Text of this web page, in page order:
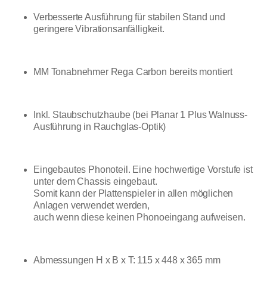
Verbesserte Ausführung für stabilen Stand und
geringere Vibrationsanfälligkeit.
MM Tonabnehmer Rega Carbon bereits montiert
Inkl. Staubschutzhaube (bei Planar 1 Plus Walnuss-
Ausführung in Rauchglas-Optik)
Eingebautes Phonoteil. Eine hochwertige Vorstufe ist
unter dem Chassis eingebaut.
Somit kann der Plattenspieler in allen möglichen
Anlagen verwendet werden,
auch wenn diese keinen Phonoeingang aufweisen.
Abmessungen H x B x T: 115 x 448 x 365 mm